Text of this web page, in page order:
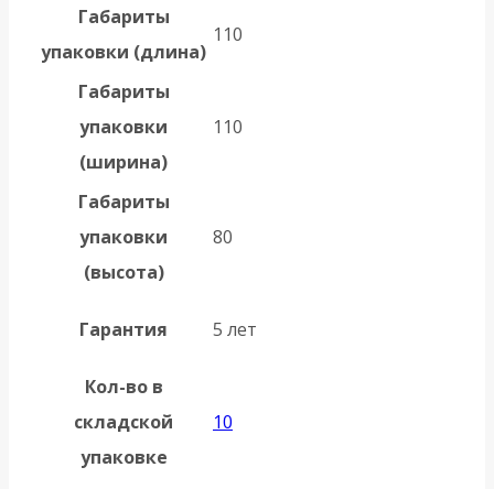
Габариты
упаковки (длина)
110
Габариты
упаковки
(ширина)
110
Габариты
упаковки
(высота)
80
Гарантия 5 лет
Кол-во в
складской
упаковке
10